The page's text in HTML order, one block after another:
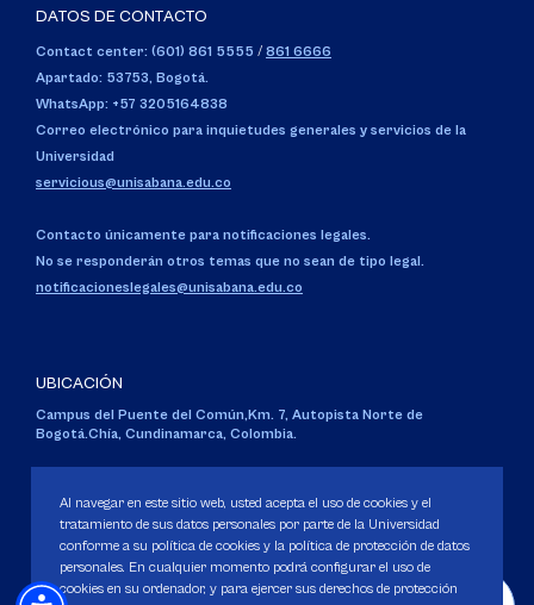
DATOS DE CONTACTO
Contact center: (601) 861 5555 / 861 6666
Apartado: 53753, Bogotá.
WhatsApp: +57 3205164838
Correo electrónico para inquietudes generales y servicios de la
Universidad
servicious@unisabana.edu.co
Contacto únicamente para notificaciones legales.
No se responderán otros temas que no sean de tipo legal.
notificacioneslegales@unisabana.edu.co
UBICACIÓN
Campus del Puente del Común,Km. 7, Autopista Norte de
Bogotá.Chía, Cundinamarca, Colombia.
Personería Jurídica:Resolución 130 del 14 de enero de 1980.
Ministerio de Educación Nacional.
Al navegar en este sitio web, usted acepta el uso de cookies y el
tratamiento de sus datos personales por parte de la Universidad
conforme a su política de cookies y la política de protección de datos
personales. En cualquier momento podrá configurar el uso de
cookies en su ordenador, y para ejercer sus derechos de protección